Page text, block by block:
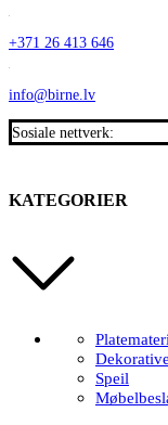
+371 26 413 646
info@birne.lv
Sosiale nettverk:
KATEGORIER
Speil